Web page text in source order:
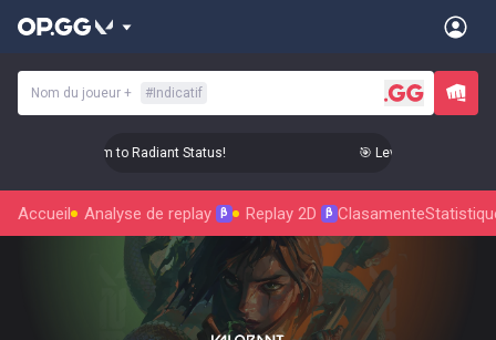
Nom du joueur + # Indicatif
Up Your Aim to Radiant Status! 🎯 Level Up Your Aim
Accueil Analyse de replay β Replay 2D β Clasamente